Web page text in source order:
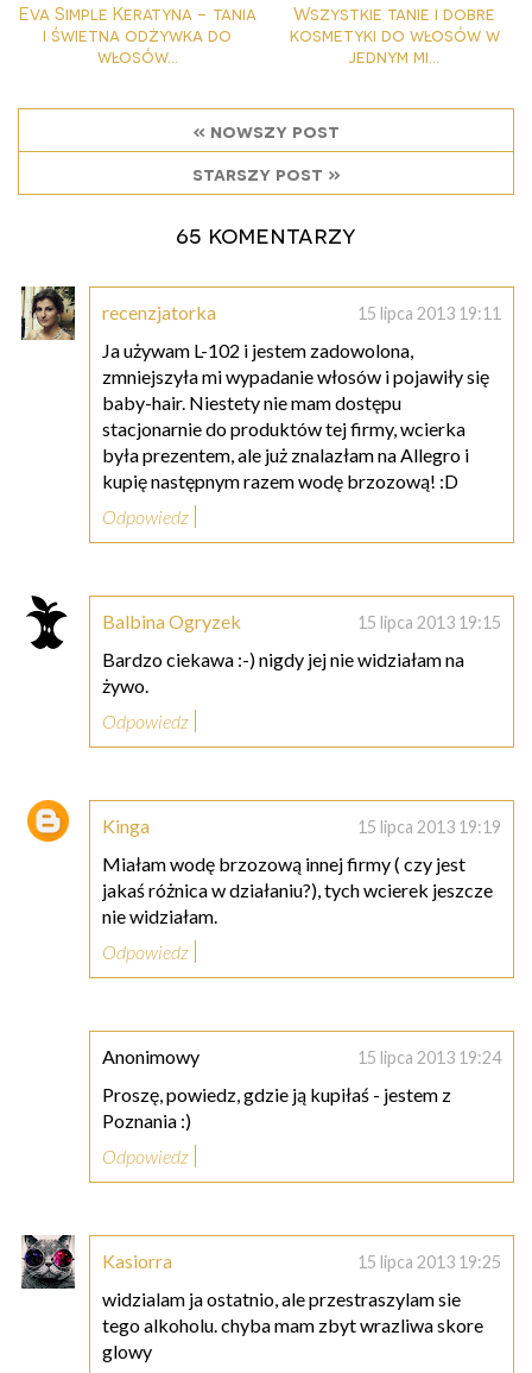
Eva Simple Keratyna - tania
i świetna odżywka do
włosów...
Wszystkie tanie i dobre
kosmetyki do włosów w
jednym mi...
« nowszy post
starszy post »
65 komentarzy
recenzjatorka 15 lipca 2013 19:11
Ja używam L-102 i jestem zadowolona,
zmniejszyła mi wypadanie włosów i pojawiły się
baby-hair. Niestety nie mam dostępu
stacjonarnie do produktów tej firmy, wcierka
była prezentem, ale już znalazłam na Allegro i
kupię następnym razem wodę brzozową! :D
Odpowiedz
Balbina Ogryzek 15 lipca 2013 19:15
Bardzo ciekawa :-) nigdy jej nie widziałam na
żywo.
Odpowiedz
Kinga 15 lipca 2013 19:19
Miałam wodę brzozową innej firmy ( czy jest
jakaś różnica w działaniu?), tych wcierek jeszcze
nie widziałam.
Odpowiedz
Anonimowy 15 lipca 2013 19:24
Proszę, powiedz, gdzie ją kupiłaś - jestem z
Poznania :)
Odpowiedz
Kasiorra 15 lipca 2013 19:25
widzialam ja ostatnio, ale przestraszylam sie
tego alkoholu. chyba mam zbyt wrazliwa skore
glowy